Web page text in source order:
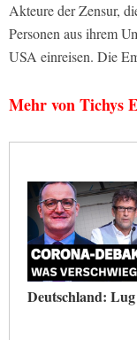
Akteure der Zensur,
Personen aus ihrem
USA einreisen. Die
Mehr von Tichys
Deutschland: